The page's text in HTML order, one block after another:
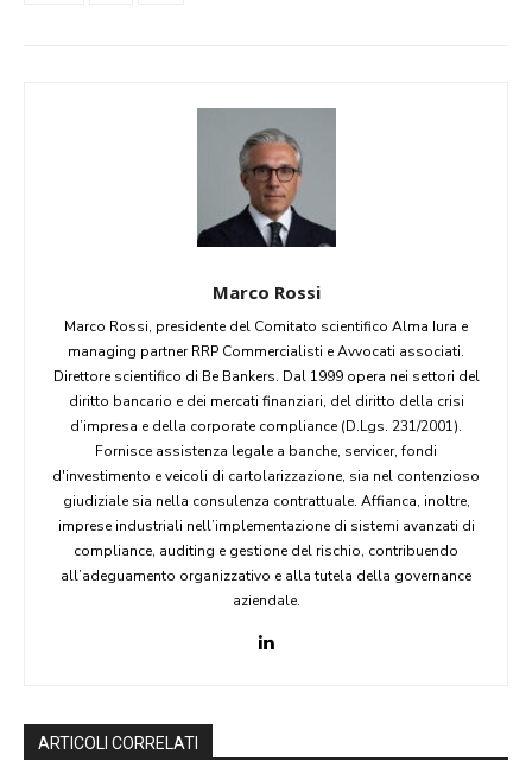
Marco Rossi
Marco Rossi, presidente del Comitato scientifico Alma Iura e
managing partner RRP Commercialisti e Avvocati associati.
Direttore scientifico di Be Bankers. Dal 1999 opera nei settori del
diritto bancario e dei mercati finanziari, del diritto della crisi
d’impresa e della corporate compliance (D.Lgs. 231/2001).
Fornisce assistenza legale a banche, servicer, fondi
d'investimento e veicoli di cartolarizzazione, sia nel contenzioso
giudiziale sia nella consulenza contrattuale. Affianca, inoltre,
imprese industriali nell’implementazione di sistemi avanzati di
compliance, auditing e gestione del rischio, contribuendo
all’adeguamento organizzativo e alla tutela della governance
aziendale.
ARTICOLI CORRELATI